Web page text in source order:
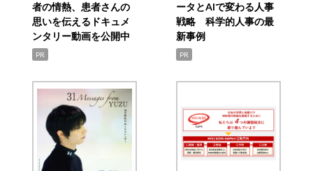
者の情熱、患者さんの
思いを伝えるドキュメ
ンタリー動画を公開中
PR
ータとAIで変わる人事
戦略 科学的人事の最
新事例
PR